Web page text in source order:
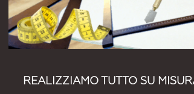
REALIZZIAMO TUTTO SU